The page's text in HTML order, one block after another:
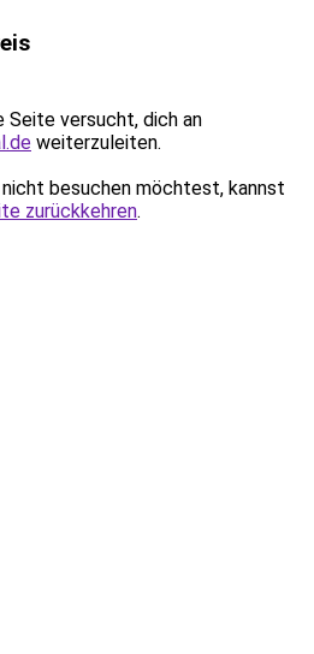
Seite versucht, dich an
weiterzuleiten.
besuchen möchtest, kannst
zurückkehren.